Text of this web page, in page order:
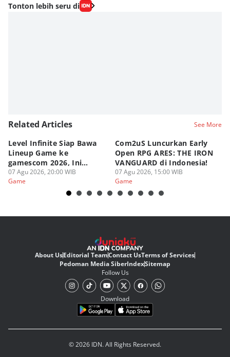
Tonton lebih seru di
Related Articles See More
Level Infinite Siap Bawa
Lineup Game ke
gamescom 2026, Ini
Judulnya!
07 Agu 2026, 20:00 WIB
Game
Com2uS Luncurkan Early
Open RPG ARES: THE IRON
VANGUARD di Indonesia!
07 Agu 2026, 15:00 WIB
Game
About UsEditorial TeamContact UsTerms of Services
Pedoman Media SiberIndexSitemap
Follow Us
Download
© 2026 IDN. All Rights Reserved.